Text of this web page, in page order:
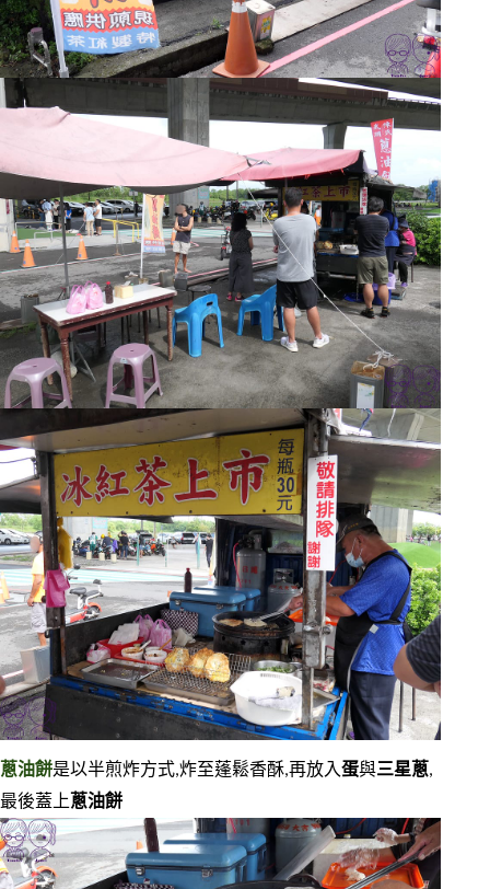
蔥油餅是以半煎炸方式,炸至蓬鬆香酥,再放入蛋與三星蔥,
最後蓋上蔥油餅